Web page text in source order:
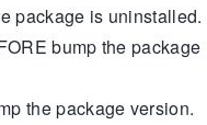
package is uninstalled.
bump the package
the package version.